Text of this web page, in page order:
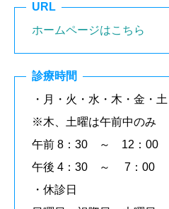
URL
ホームページはこちら
診療時間
・月・火・水・木・金・土
※木、土曜は午前中のみ
午前 8：30 ～ 12：00
午後 4：30 ～ 7：00
・休診日